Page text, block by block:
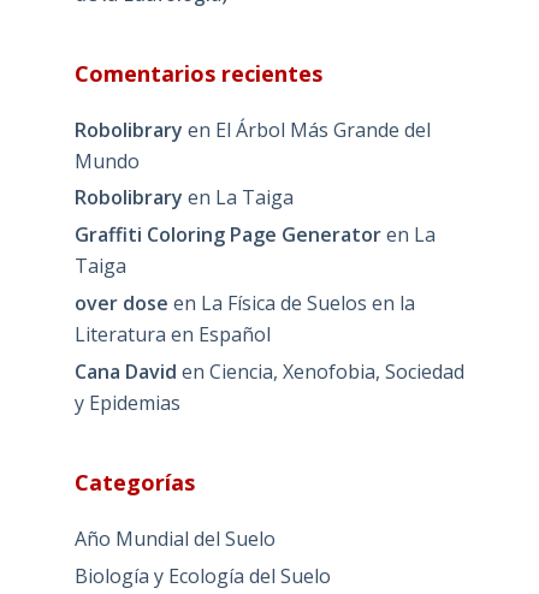
Comentarios recientes
Robolibrary en El Árbol Más Grande del
Mundo
Robolibrary en La Taiga
Graffiti Coloring Page Generatoren La
Taiga
over dose en La Física de Suelos en la
Literatura en Español
Cana David en Ciencia, Xenofobia, Sociedad
y Epidemias
Categorías
Año Mundial del Suelo
Biología y Ecología del Suelo